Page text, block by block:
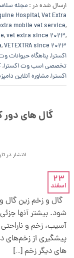
ارسال شده در : مجله
Hospital,Vet Extra
mobile vet service,
,vet extra since 2023,
,VETEXTRA since 2023
اکسترا,پناهگاه حیوانات
تخصصی اسب وت اکسترا,
اکسترا,مشاوره آنلاین
گال های دور
انتشار در
23
اسفند
گال و زخم زین گال
شود. بیشتر آنها
آسیب، زخم و
پیشگیری از زخم‌های
های دیگر زخم […]